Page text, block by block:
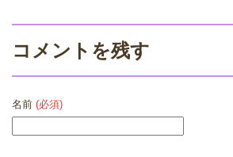
コメントを残す
名前 (必須)